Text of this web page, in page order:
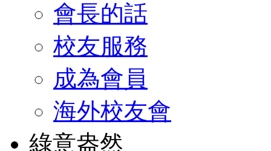
會長的話
校友服務
成為會員
海外校友會
綠意盎然